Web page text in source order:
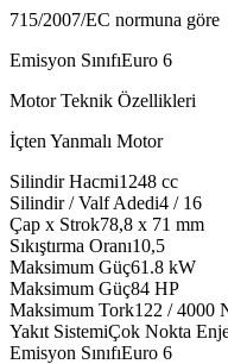
715/2007/EC normuna göre
Emisyon SınıfıEuro 6
Motor Teknik Özellikleri
İçten Yanmalı Motor
Silindir Hacmi1248 cc
Silindir / Valf Adedi4 / 16
Çap x Strok78,8 x 71 mm
Sıkıştırma Oranı10,5
Maksimum Güç61.8 kW
Maksimum Güç84 HP
Maksimum Tork122 / 4000
Yakıt SistemiÇok Nokta
Emisyon SınıfıEuro 6